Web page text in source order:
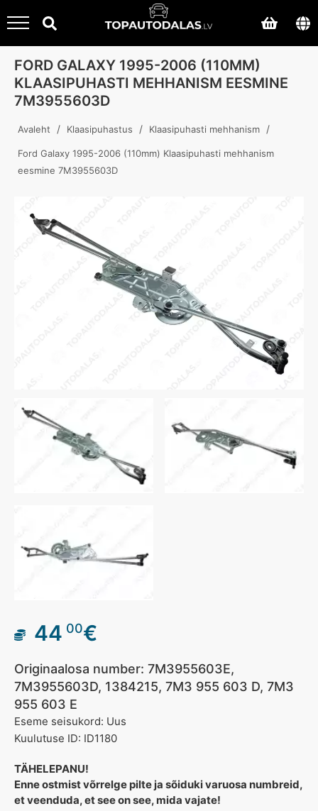
FORD GALAXY 1995-2006 (110MM)
KLAASIPUHASTI MEHHANISM EESMINE
7M3955603D
Avaleht / Klaasipuhastus / Klaasipuhasti mehhanism /
Ford Galaxy 1995-2006 (110mm) Klaasipuhasti mehhanism
eesmine 7M3955603D
44 00€
Originaalosa number: 7M3955603E,
7M3955603D, 1384215, 7M3 955 603 D, 7M3
955 603 E
Eseme seisukord: Uus
Kuulutuse ID: ID1180
TÄHELEPANU!
Enne ostmist võrrelge pilte ja sõiduki varuosa numbreid,
et veenduda, et see on see, mida vajate!